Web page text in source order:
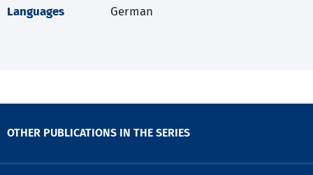
Languages
German
OTHER PUBLICATIONS IN THE SERIES